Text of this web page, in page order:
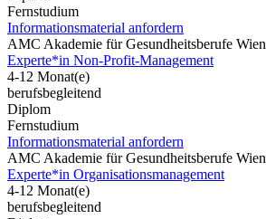
Fernstudium
Informationsmaterial anfordern
AMC Akademie für Gesundheitsberufe Wien
Experte*in Non-Profit-Management
4-12 Monat(e)
berufsbegleitend
Diplom
Fernstudium
Informationsmaterial anfordern
AMC Akademie für Gesundheitsberufe Wien
Experte*in Organisationsmanagement
4-12 Monat(e)
berufsbegleitend